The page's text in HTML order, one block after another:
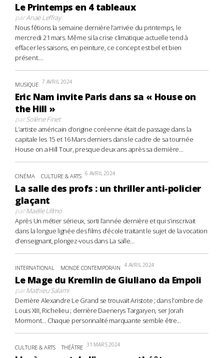
Le Printemps en 4 tableaux
parAnaë Leffray
Nous fêtions la semaine dernière l’arrivée du printemps, le
mercredi 21 mars. Même si la crise climatique actuelle tend à
effacer les saisons, en peinture, ce concept est bel et bien
présent....
MUSIQUE 7 AVRIL 2024
Eric Nam invite Paris dans sa « House on
the Hill »
parSolène Finet
L’artiste américain d’origine coréenne était de passage dans la
capitale les 15 et 16 Mars derniers dans le cadre de sa tournée
House on a Hill Tour, presque deux ans après sa dernière...
CINÉMA CULTURE & ARTS 6 AVRIL 2024
La salle des profs : un thriller anti-policier
glaçant
parMaëlle Ullmo
Après Un métier sérieux, sorti l’année dernière et qui s’inscrivait
dans la longue lignée des films d’école traitant le sujet de la vocation
d’enseignant, plongez-vous dans La salle...
INTERNATIONAL MONDE CONTEMPORAIN 4 AVRIL 2024
Le Mage du Kremlin de Giuliano da Empoli
parMathieu Salami
Derrière Alexandre Le Grand se trouvait Aristote ; dans l’ombre de
Louis XIII, Richelieu ; derrière Daenerys Targaryen, ser Jorah
Mormont… Chaque personnalité marquante semble être...
CULTURE & ARTS THÉÂTRE 31 MARS 2024